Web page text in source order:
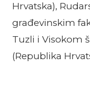
Hrvatska),
građevinskim
Tuzli i Visokom
(Republika